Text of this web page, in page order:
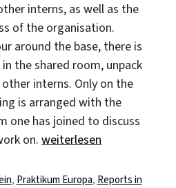
interns, as well as the
of the organisation.
around the base, there is
the shared room, unpack
interns. Only on the
is arranged with the
one has joined to discuss
on.„Nature Conservation
weiterlesen
, Praktikum Europa, Reports in